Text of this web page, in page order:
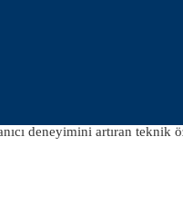
deneyimini artıran